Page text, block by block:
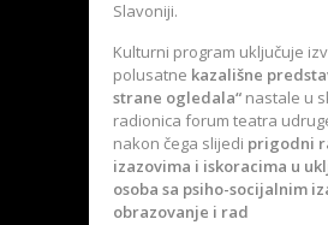
Slavoniji.
Kulturni program uključuje
polusatne kazališne
strane ogledala“ nastale u
radionica forum teatra
nakon čega slijedi prigodni
izazovima i iskoracima u
osoba sa psiho-socijalnim
obrazovanje i rad